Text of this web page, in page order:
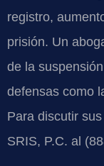
registro,
prisión. Un
de la
defensas como
Para discutir
SRIS, P.C. al